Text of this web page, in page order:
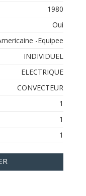
1980
Oui
-Equipee
INDIVIDUEL
ELECTRIQUE
CONVECTEUR
1
1
1